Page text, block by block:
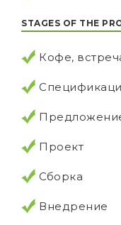
STAGES OF THE
Кофе,
Проект
Сборка
Внедрение